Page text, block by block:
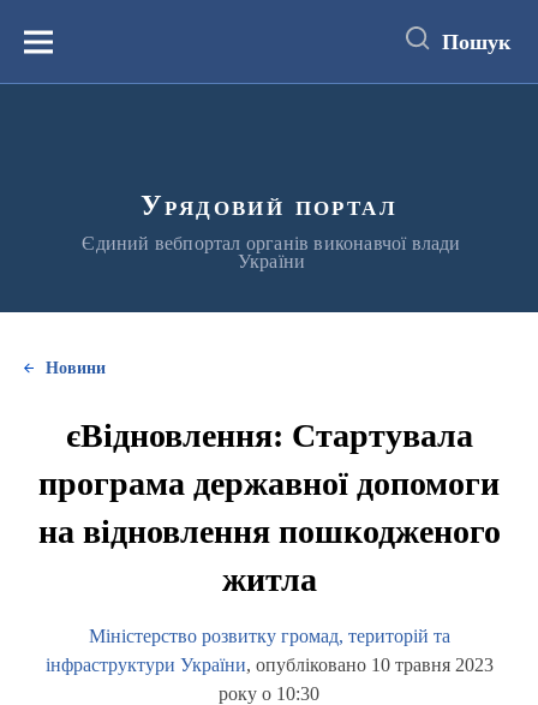
вмістуМеню Пошук
Урядовий портал
Єдиний вебпортал органів виконавчої влади
України
Новини
єВідновлення: Стартувала
програма державної допомоги
на відновлення пошкодженого
житла
Міністерство розвитку громад, територій та
інфраструктури України, опубліковано 10 травня 2023
року о 10:30